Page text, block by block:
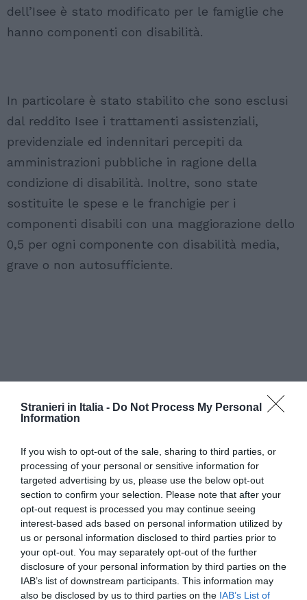
Stranieri in Italia - Do Not Process My Personal
Information
If you wish to opt-out of the sale, sharing to third parties, or
processing of your personal or sensitive information for
targeted advertising by us, please use the below opt-out
section to confirm your selection. Please note that after your
opt-out request is processed you may continue seeing
interest-based ads based on personal information utilized by
us or personal information disclosed to third parties prior to
your opt-out. You may separately opt-out of the further
disclosure of your personal information by third parties on the
IAB’s list of downstream participants. This information may
also be disclosed by us to third parties on the IAB’s List of
dell’Isee è stato modificato per le famiglie che
hanno componenti con disabilità.
In particolare è stato stabilito che sono esclusi
dal reddito Isee i trattamenti assistenziali,
previdenziale ed indennitari percepiti da
amministrazioni pubbliche in ragione della
condizione di disabilità. Inoltre, sono state
sostituite le spese e le franchigie per i
componenti disabili con una maggiorazione dello
0,5 per ogni componente con disabilità media,
grave o non autosufficiente.